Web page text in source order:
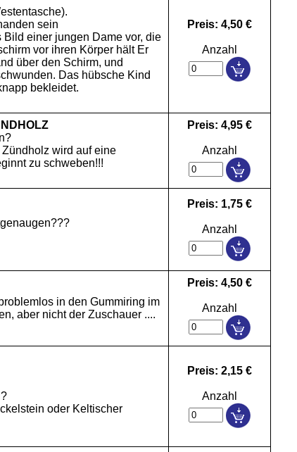
sein
Bild einer jungen Dame vor, die
vor ihren Körper hält Er
über den Schirm, und
Das hübsche Kind
bekleidet.
Preis: 4,50 €
Anzahl
wird auf eine
zu schweben!!!
Preis: 4,95 €
Anzahl
Preis: 1,75 €
Anzahl
in den Gummiring im
aber nicht der Zuschauer ....
Preis: 4,50 €
Anzahl
oder Keltischer
Preis: 2,15 €
Anzahl